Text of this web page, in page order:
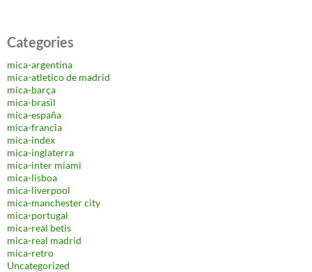
Categories
mica-argentina
mica-atletico de madrid
mica-barça
mica-brasil
mica-españa
mica-francia
mica-index
mica-inglaterra
mica-inter miami
mica-lisboa
mica-liverpool
mica-manchester city
mica-portugal
mica-real betis
mica-real madrid
mica-retro
Uncategorized